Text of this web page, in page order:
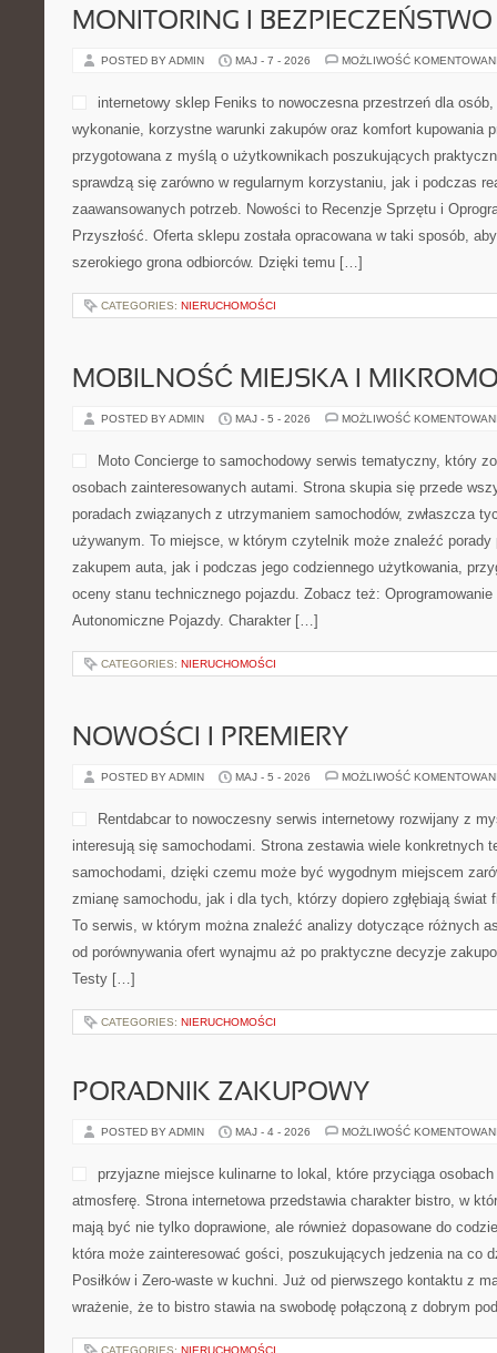
MONITORING I
POSTED BY ADMIN MAJ - 7 - 2026 MOŻLIWOŚĆ
internetowy sklep Feniks to nowoczesna przestrzeń dla
wykonanie, korzystne warunki zakupów oraz komfort kupowania
przygotowana z myślą o użytkownikach poszukujących
sprawdzą się zarówno w regularnym korzystaniu, jak i podczas
zaawansowanych potrzeb. Nowości to Recenzje Sprzętu i
Przyszłość. Oferta sklepu została opracowana w taki sposób,
szerokiego grona odbiorców. Dzięki temu […]
CATEGORIES: NIERUCHOMOŚCI
MOBILNOŚĆ MIEJSKA I
POSTED BY ADMIN MAJ - 5 - 2026 MOŻLIWOŚĆ
Moto Concierge to samochodowy serwis tematyczny, który
osobach zainteresowanych autami. Strona skupia się przede
poradach związanych z utrzymaniem samochodów, zwłaszcza
używanym. To miejsce, w którym czytelnik może znaleźć porady
zakupem auta, jak i podczas jego codziennego użytkowania,
oceny stanu technicznego pojazdu. Zobacz też:
Autonomiczne Pojazdy. Charakter […]
CATEGORIES: NIERUCHOMOŚCI
NOWOŚCI I PREMIERY
POSTED BY ADMIN MAJ - 5 - 2026 MOŻLIWOŚĆ
Rentdabcar to nowoczesny serwis internetowy rozwijany z
interesują się samochodami. Strona zestawia wiele konkretnych
samochodami, dzięki czemu może być wygodnym miejscem
zmianę samochodu, jak i dla tych, którzy dopiero zgłębiają świat
To serwis, w którym można znaleźć analizy dotyczące różnych
od porównywania ofert wynajmu aż po praktyczne decyzje
Testy […]
CATEGORIES: NIERUCHOMOŚCI
PORADNIK ZAKUPOWY
POSTED BY ADMIN MAJ - 4 - 2026 MOŻLIWOŚĆ
przyjazne miejsce kulinarne to lokal, które przyciąga
atmosferę. Strona internetowa przedstawia charakter bistro, w
mają być nie tylko doprawione, ale również dopasowane do
która może zainteresować gości, poszukujących jedzenia na co
Posiłków i Zero-waste w kuchni. Już od pierwszego kontaktu z
wrażenie, że to bistro stawia na swobodę połączoną z dobrym
CATEGORIES: NIERUCHOMOŚCI